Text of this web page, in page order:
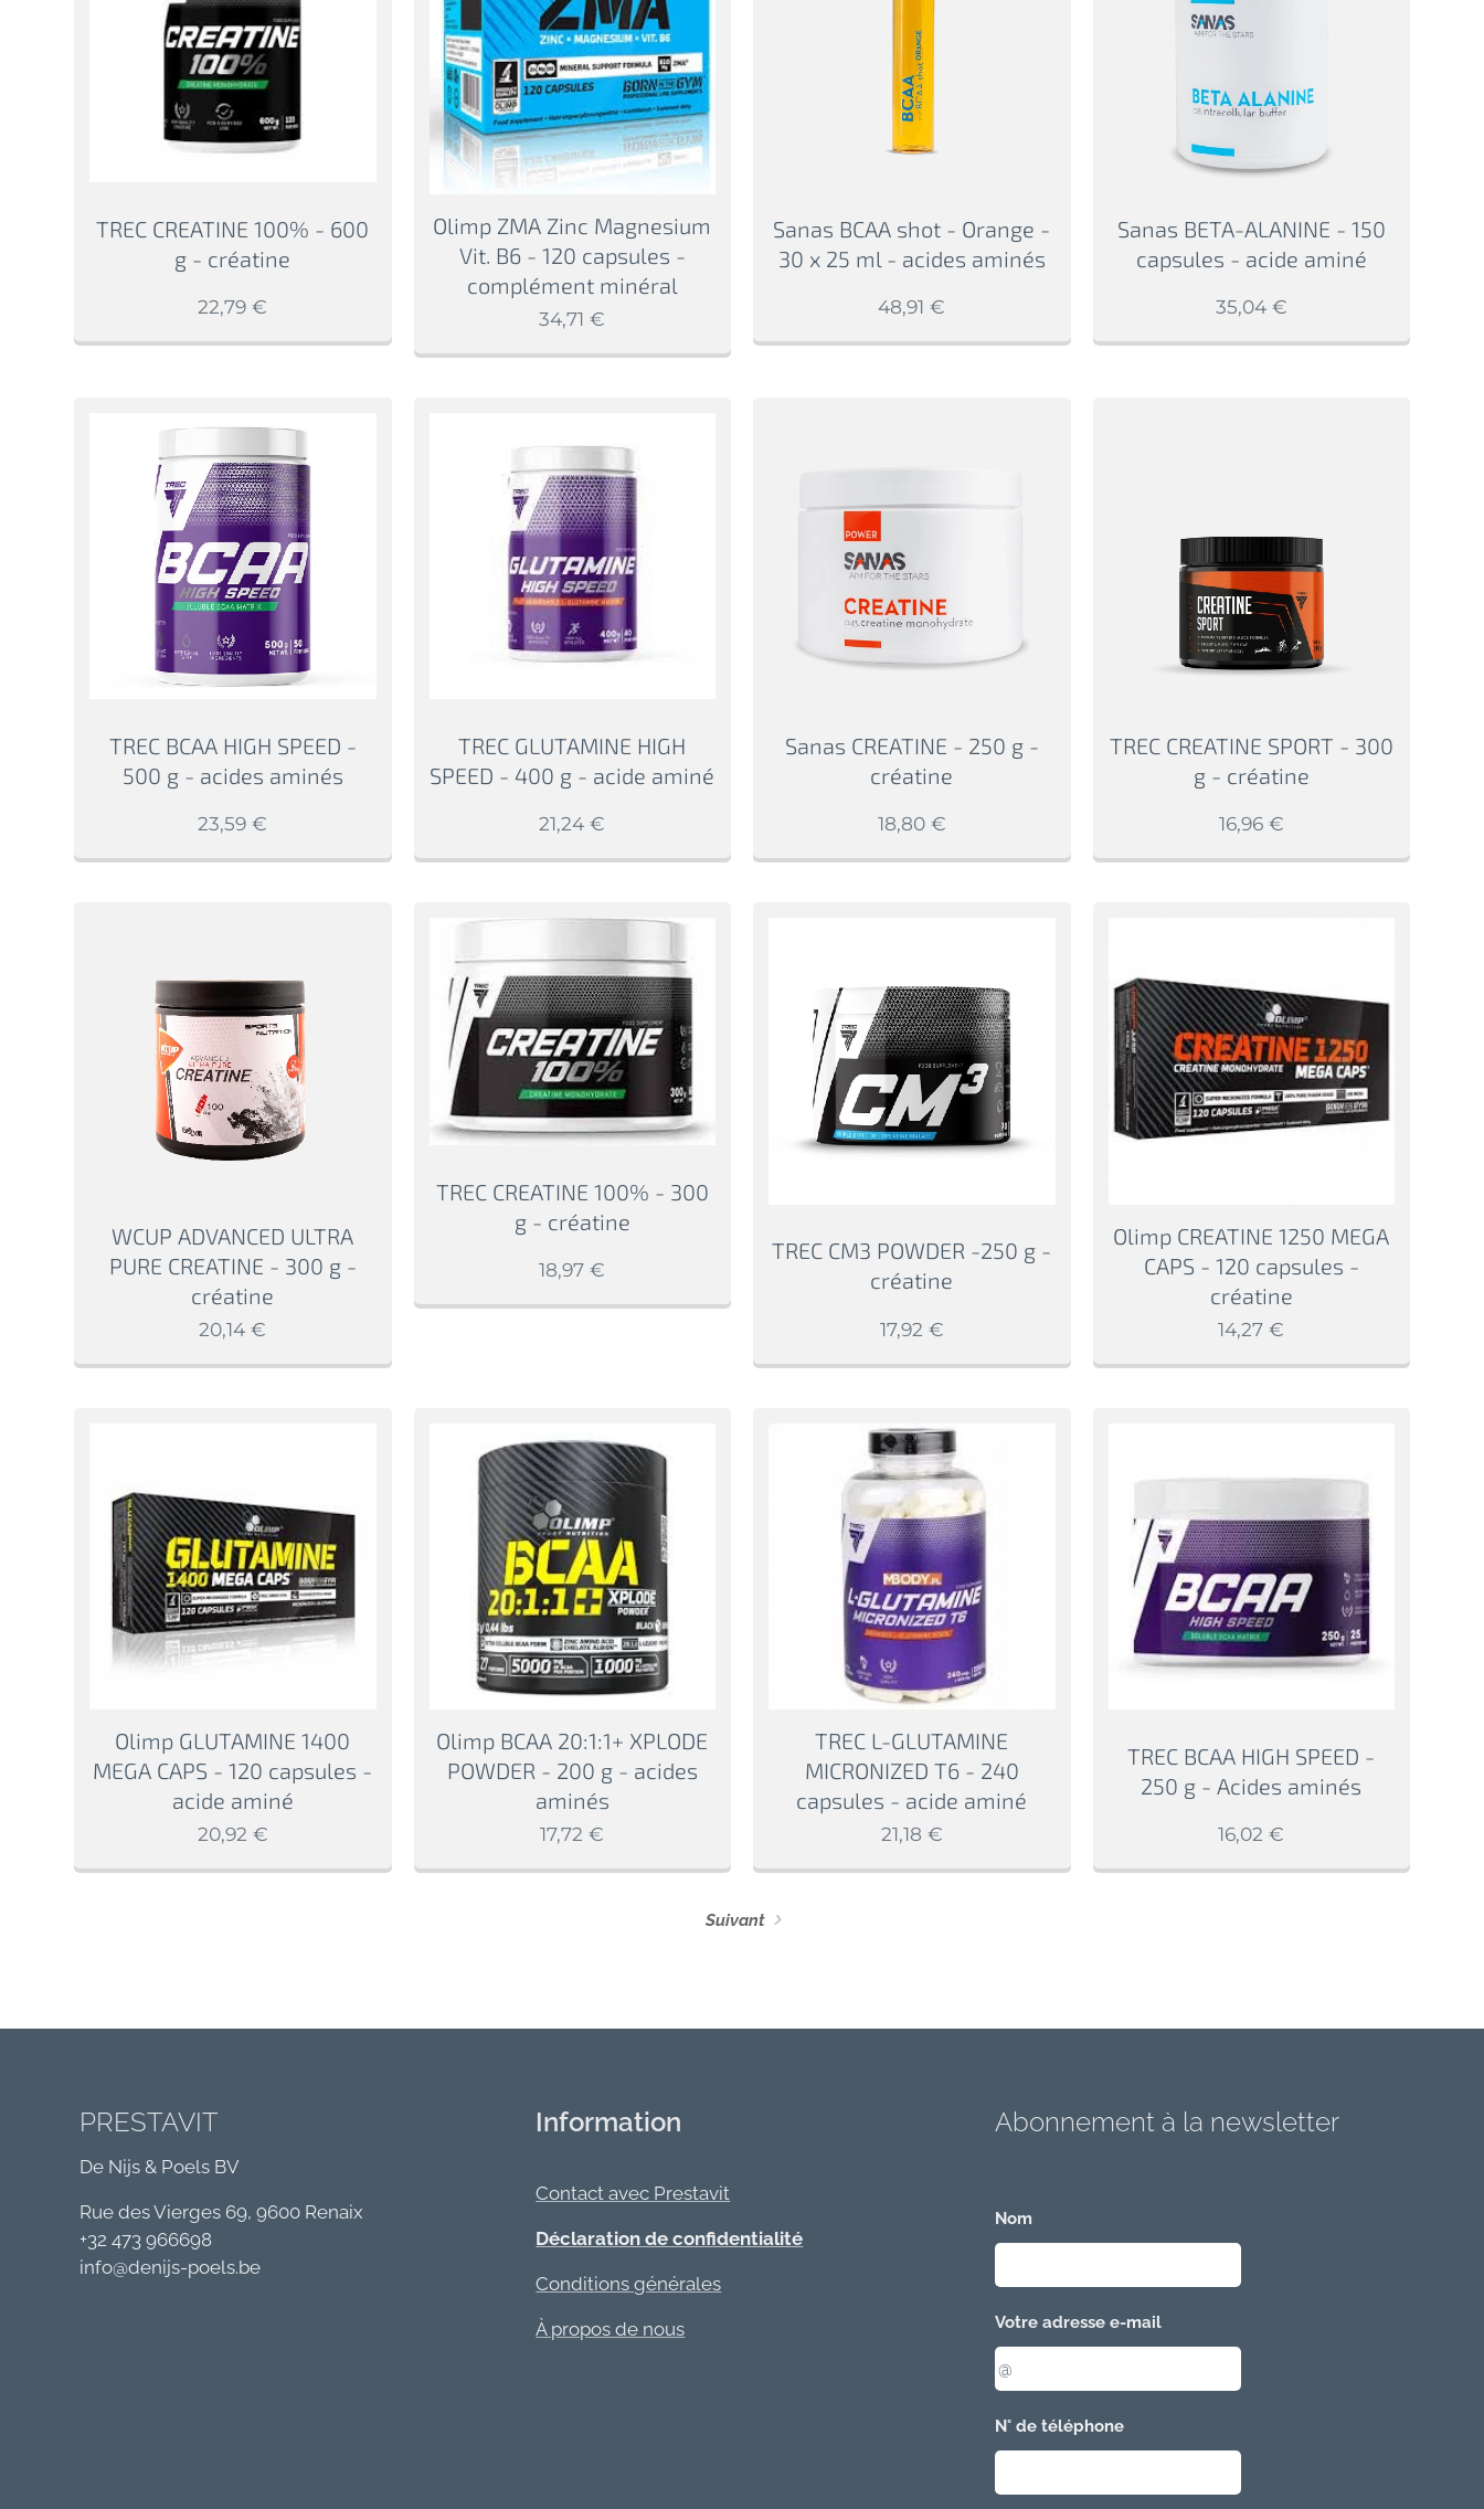
TREC CREATINE 100% - 600
g - créatine
22,79 €
Olimp ZMA Zinc Magnesium
Vit. B6 - 120 capsules -
complément minéral
34,71 €
Sanas BCAA shot - Orange -
30 x 25 ml - acides aminés
48,91 €
Sanas BETA-ALANINE - 150
capsules - acide aminé
35,04€
TREC BCAA HIGH SPEED -
500 g - acides aminés
23,59 €
TREC GLUTAMINE HIGH
SPEED - 400 g - acide aminé
21,24 €
Sanas CREATINE - 250 g -
créatine
18,80€
TREC CREATINE SPORT - 300
g - créatine
16,96€
WCUP ADVANCED ULTRA
PURE CREATINE - 300 g -
créatine
20,14 €
TREC CREATINE 100% - 300
g - créatine
18,97 €
TREC CM3 POWDER -250 g -
créatine
17,92 €
Olimp CREATINE 1250 MEGA
CAPS - 120 capsules -
créatine
14,27 €
Olimp GLUTAMINE 1400
MEGA CAPS - 120 capsules -
acide aminé
20,92 €
Olimp BCAA 20:1:1+ XPLODE
POWDER - 200 g - acides
aminés
17,72 €
TREC L-GLUTAMINE
MICRONIZED T6 - 240
capsules - acide aminé
21,18 €
TREC BCAA HIGH SPEED -
250 g - Acides aminés
16,02 €
Suivant
PRESTAVIT
De Nijs & Poels BV
Rue des Vierges 69, 9600 Renaix
+32 473 966698
info@denijs-poels.be
Information
Contact avec Prestavit
Déclaration de confidentialité
Conditions générales
À propos de nous
Abonnement à la newsletter
Nom
Votre adresse e-mail
N° de téléphone